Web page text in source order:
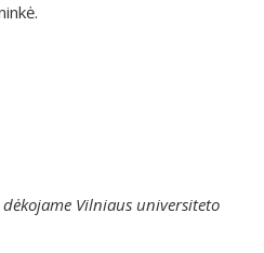
Vilniaus universiteto